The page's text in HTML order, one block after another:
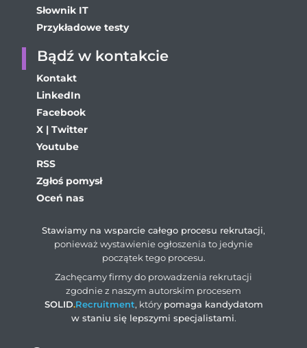
Słownik IT
Przykładowe testy
Bądź w kontakcie
Kontakt
LinkedIn
Facebook
X | Twitter
Youtube
RSS
Zgłoś pomysł
Oceń nas
Stawiamy na wsparcie całego procesu rekrutacji,
ponieważ wystawienie ogłoszenia to jedynie
początek tego procesu.
Zachęcamy firmy do prowadzenia rekrutacji
zgodnie z naszym autorskim procesem
SOLID.Recruitment, który pomaga kandydatom
w staniu się lepszymi specjalistami.